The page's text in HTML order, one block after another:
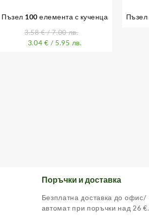
Пъзел 100 елемента с кученца
3.58€/ 7.00 лв.
3.04€ / 5.95 лв.
Пъзел
Поръчки и доставка
Безплатна доставка до офис/
автомат при поръчки над 26 €.